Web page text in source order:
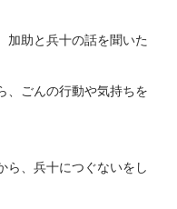
加助と兵十の話を聞いた
、ごんの行動や気持ちを
ら、兵十につぐないをし